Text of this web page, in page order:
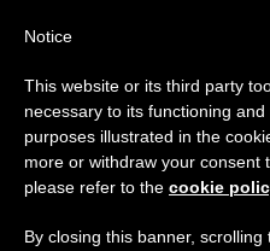
Sono ad
cosa significa e
Notice
This website or its third party
necessary to its functioning
purposes illustrated in the
more or withdraw your consent
please refer to the cookie
By closing this banner,